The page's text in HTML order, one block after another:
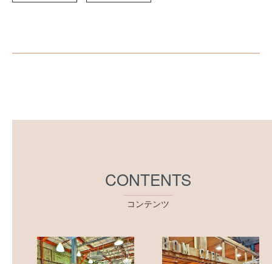
CONTENTS
コンテンツ